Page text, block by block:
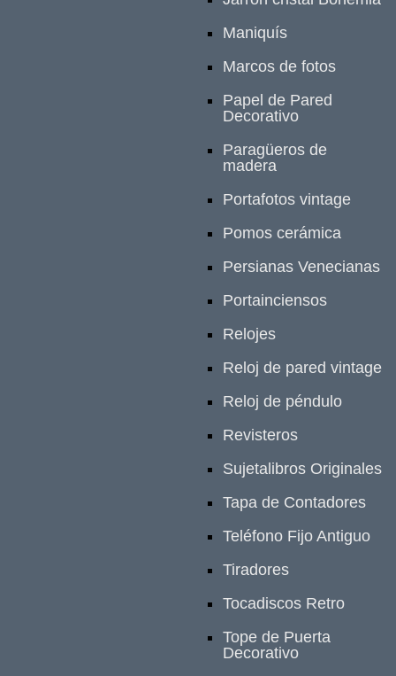
Maniquís
Marcos de fotos
Papel de Pared
Decorativo
Paragüeros de
madera
Portafotos vintage
Pomos cerámica
Persianas Venecianas
Portainciensos
Relojes
Reloj de pared vintage
Reloj de péndulo
Revisteros
Sujetalibros Originales
Tapa de Contadores
Teléfono Fijo Antiguo
Tiradores
Tocadiscos Retro
Tope de Puerta
Decorativo